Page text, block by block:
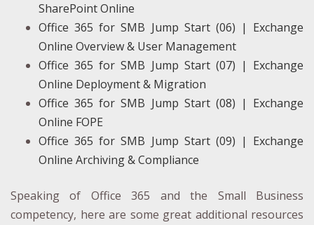
SharePoint Online
Office 365 for SMB Jump Start (06) | Exchange
Online Overview & User Management
Office 365 for SMB Jump Start (07) | Exchange
Online Deployment & Migration
Office 365 for SMB Jump Start (08) | Exchange
Online FOPE
Office 365 for SMB Jump Start (09) | Exchange
Online Archiving & Compliance
Speaking of Office 365 and the Small Business
competency, here are some great additional resources